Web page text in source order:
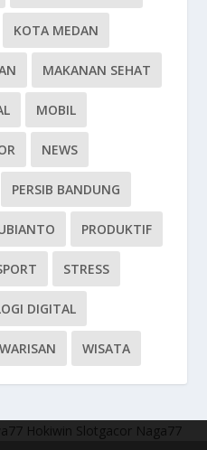
KOTA MEDAN
MAKANAN SEHAT
MOBIL
NEWS
PERSIB BANDUNG
PRODUKTIF
STRESS
DIGITAL
WARISAN WISATA
Hokiwin Slotgacor Naga77